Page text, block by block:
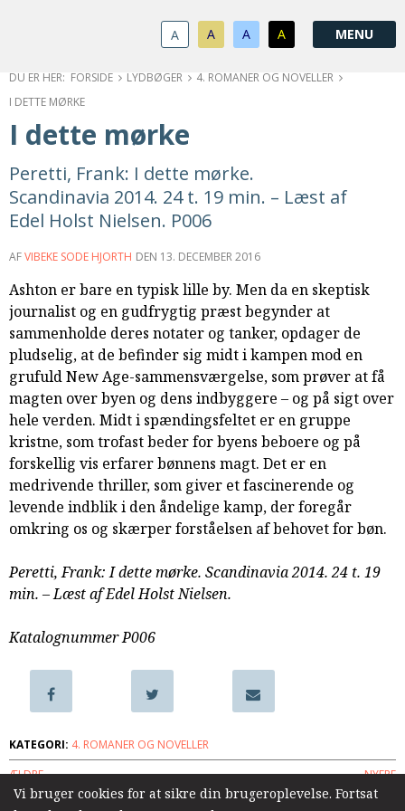
og
gå
indhold
forsiden
guide
for
1.2:
Bestyrelse
1.3:
Økonomi
1.5:
Privatlivspolitik
Vedtægter
2.0:
Nyheder
3.0:
Kalender
4.0:
Kristeligt
Lydbibliotek
til
udlån
6.0:
Bibelen
7.0:
Arrangementer
7.1:
Sommerstævne
7.2:
Nordisk
samarbejde
8.0:
Støt
KABB!
9.0:
Links
Næste
indlæg:
Ud
af
mørket Forrige
indlæg:
Susannas
A A A A
FORSIDE LYDBØGER
4. ROMANER OG NOVELLER
I DETTE MØRKE
I dette mørke
Peretti, Frank: I dette mørke.
Scandinavia 2014. 24 t. 19 min. – Læst af
Edel Holst Nielsen. P006
AFVIBEKE SODE HJORTH DEN 13. DECEMBER 2016
Ashton er bare en typisk lille by. Men da en skeptisk
journalist og en gudfrygtig præst begynder at
sammenholde deres notater og tanker, opdager de
pludselig, at de befinder sig midt i kampen mod en
grufuld New Age-sammensværgelse, som prøver at få
magten over byen og dens indbyggere – og på sigt over
hele verden. Midt i spændingsfeltet er en gruppe
kristne, som trofast beder for byens beboere og på
forskellig vis erfarer bønnens magt. Det er en
medrivende thriller, som giver et fascinerende og
levende indblik i den åndelige kamp, der foregår
omkring os og skærper forståelsen af behovet for bøn.
Peretti, Frank: I dette mørke. Scandinavia 2014. 24 t. 19
min. – Læst af Edel Holst Nielsen.
Katalognummer P006
KATEGORI: 4. ROMANER OG NOVELLER
ÆLDRE
NYERE
Vi bruger cookies for at sikre din brugeroplevelse. Fortsat